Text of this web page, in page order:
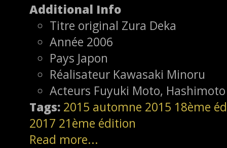
Additional Info
Titre original Zura Deka
Année 2006
Pays Japon
Réalisateur Kawasaki Minoru
Acteurs Fuyuki Moto,
Tags: 2015 automne 2015 18ème
2017 21ème édition
Read more...